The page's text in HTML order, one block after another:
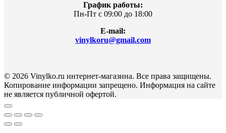
График работы:
Пн-Пт с 09:00 до 18:00
E-mail:
vinylkoru@gmail.com
© 2026 Vinylko.ru интернет-магазина. Все права защищены.
Копирование информации запрещено. Информация на сайте
не является публичной офертой.